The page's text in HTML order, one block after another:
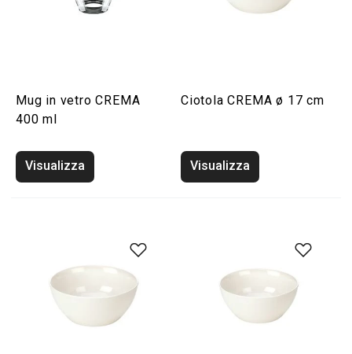
Mug in vetro CREMA
400 ml
Visualizza
Ciotola CREMA ø 17 cm
Visualizza